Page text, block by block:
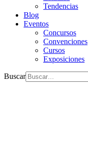
Tendencias
Blog
Eventos
Concursos
Convenciones
Cursos
Exposiciones
Buscar